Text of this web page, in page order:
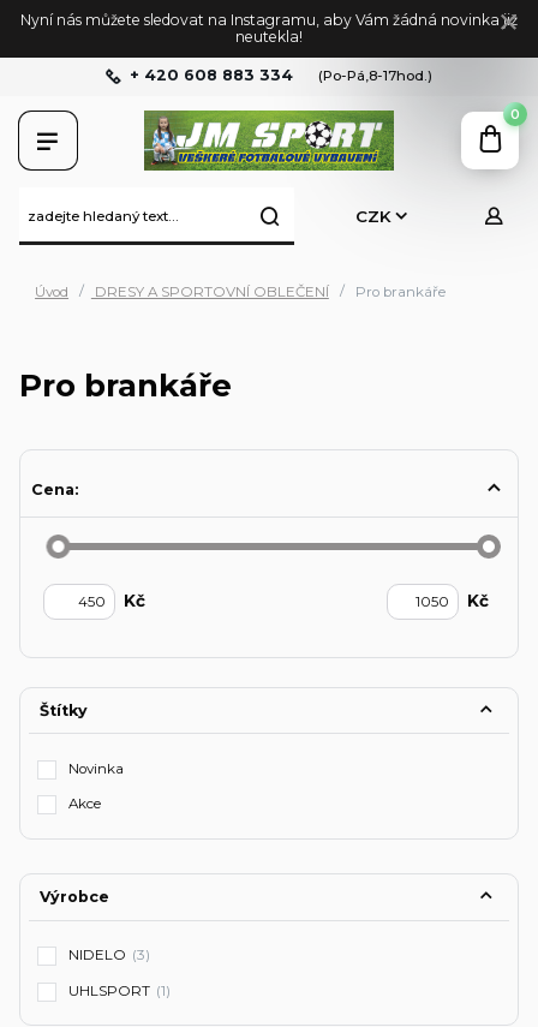
Nyní nás můžete sledovat na Instagramu, aby Vám žádná novinka již
neutekla!
CZK
+ 420 608 883 334 (Po-Pá,8-17hod.)
0
Úvod DRESY A SPORTOVNÍ OBLEČENÍ Pro brankáře
Pro brankáře
Cena:
Kč Kč
Štítky
Novinka
Akce
Výrobce
NIDELO (3)
UHLSPORT (1)